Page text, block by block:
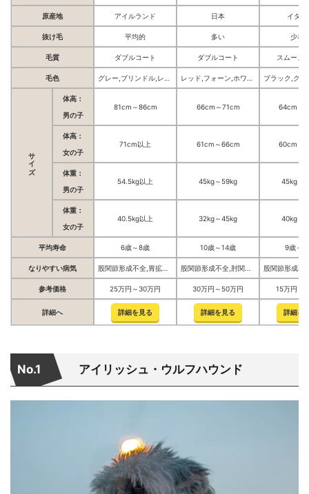
原産地 アイルランド 日本 イタリ
抜け毛 平均的 多い 少な
毛質 ダブルコート ダブルコート スムース
毛色
サイズ
体高：
男の子
81cm～86cm 66cm～71cm 64cm～
体高：
女の子
71cm以上 61cm～66cm 60cm～
体重：
男の子
54.5kg以上 45kg～59kg 45kg～
体重：
女の子
40.5kg以上 32kg～45kg 40kg～
平均寿命 6歳～8歳 10歳～14歳 9歳～
なりやすい病気
参考価格 25万円～30万円 30万円～50万円 15万円～
詳細へ 詳細を見る 詳細を見る 詳細を
No.1 アイリッシュ・ウルフハウンド